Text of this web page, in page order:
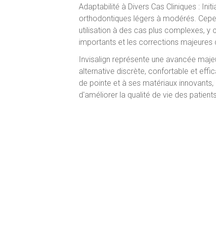
Adaptabilité à Divers Cas Cliniques :
orthodontiques légers à modérés.
utilisation à des cas plus complexes,
importants et les corrections majeures
Invisalign représente une avancée
alternative discrète, confortable et
de pointe et à ses matériaux
d'améliorer la qualité de vie des